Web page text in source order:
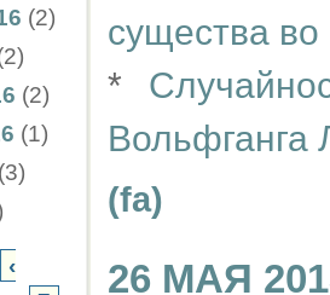
(2)
(2)
(1)
(3)
‹
существа
*
Вольфганга
(fa)
26 МАЯ